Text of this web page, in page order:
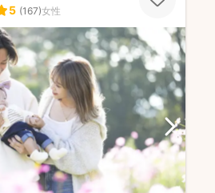
5 (167)女性